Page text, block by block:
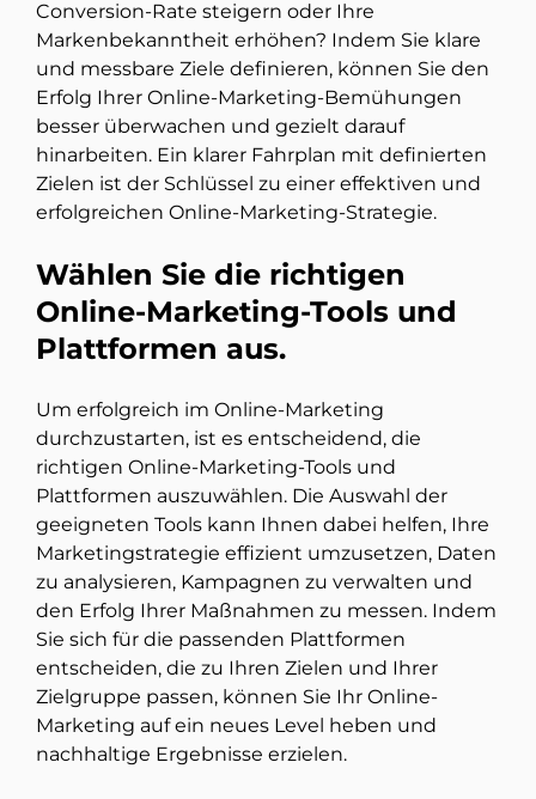
Conversion-Rate steigern oder Ihre
Markenbekanntheit erhöhen? Indem Sie klare
und messbare Ziele definieren, können Sie den
Erfolg Ihrer Online-Marketing-Bemühungen
besser überwachen und gezielt darauf
hinarbeiten. Ein klarer Fahrplan mit definierten
Zielen ist der Schlüssel zu einer effektiven und
erfolgreichen Online-Marketing-Strategie.
Wählen Sie die richtigen
Online-Marketing-Tools und
Plattformen aus.
Um erfolgreich im Online-Marketing
durchzustarten, ist es entscheidend, die
richtigen Online-Marketing-Tools und
Plattformen auszuwählen. Die Auswahl der
geeigneten Tools kann Ihnen dabei helfen, Ihre
Marketingstrategie effizient umzusetzen, Daten
zu analysieren, Kampagnen zu verwalten und
den Erfolg Ihrer Maßnahmen zu messen. Indem
Sie sich für die passenden Plattformen
entscheiden, die zu Ihren Zielen und Ihrer
Zielgruppe passen, können Sie Ihr Online-
Marketing auf ein neues Level heben und
nachhaltige Ergebnisse erzielen.